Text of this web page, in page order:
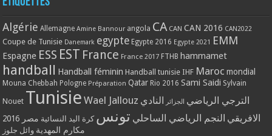
Algérie Allemagne Amine Bannour angola CA CAN CAN 2016 CAN2022
Coupe de Tunisie Danemark egypte Egypte 2016 Egypte 2021 EMM
Espagne ESS EST France France 2017 FTHB hammamet
handball Handball féminin Handball tunisie IHF Maroc mondial
Mouna Chebbah Pologne Préparation Qatar Rio 2016 Sami Saidi Sylvain
Nouet Tunisie Wael Jallouz الترجي الرياضي الجزائر
النادي
الافريقي النجم الرياضي الساحلي تونس كرة اليد النسائية مصر 2016
مكارم المهدية وائل جلوز